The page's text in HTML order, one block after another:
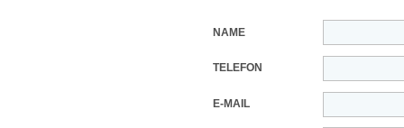
NAME
TELEFON
E-MAIL